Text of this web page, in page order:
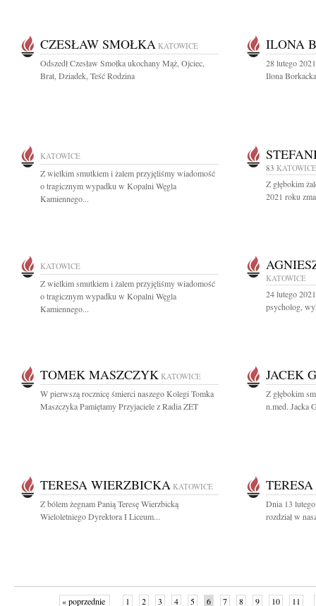
CZESŁAW SMOŁKA KATOWICE
Odszedł Czesław Smołka ukochany Mąż, Ojciec,
Brat, Dziadek, Teść Rodzina
ILONA
28 lutego
Ilona
KATOWICE
Z wielkim smutkiem i żalem przyjęliśmy wiadomość
o tragicznym wypadku w Kopalni Węgla
Kamiennego...
83 KATOWICE
Z głębokim
2021 roku
KATOWICE
Z wielkim smutkiem i żalem przyjęliśmy wiadomość
o tragicznym wypadku w Kopalni Węgla
Kamiennego...
KATOWICE
24 lutego
psycholog,
TOMEK MASZCZYK KATOWICE
W pierwszą rocznicę śmierci naszego Kolegi Tomka
Maszczyka Pamiętamy Przyjaciele z Radia ZET
JACEK
Z głębokim
n.med. Jacka
TERESA WIERZBICKA KATOWICE
Z bólem żegnam Panią Teresę Wierzbicką
Wieloletniego Dyrektora I Liceum...
Dnia 13
rozdział w
« poprzednie 1 2 3 4 5 6 7 8 9 10 11